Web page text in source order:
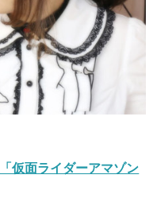
「仮面ライダーアマゾン